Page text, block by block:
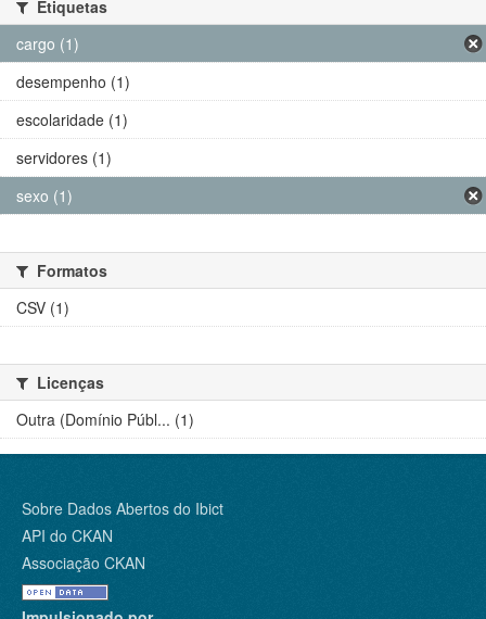
Etiquetas
cargo (1)
desempenho (1)
escolaridade (1)
servidores (1)
sexo (1)
Formatos
CSV (1)
Licenças
Outra (Domínio Públ... (1)
Sobre Dados Abertos do Ibict
API do CKAN
Associação CKAN